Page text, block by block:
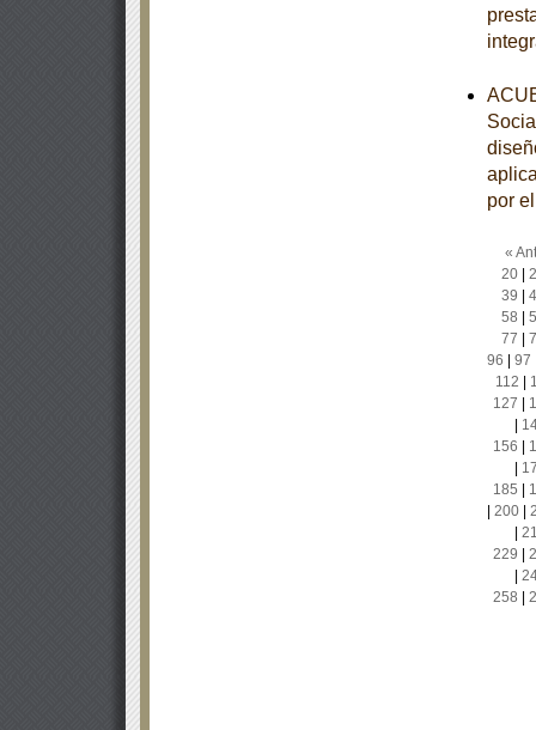
por
«
20|
39
58
77
96
97
112
127
156
185
200|
229
258